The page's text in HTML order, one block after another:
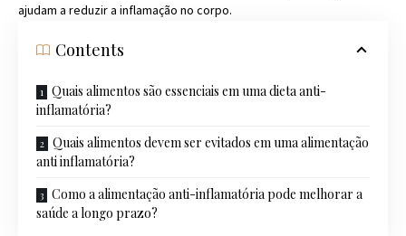
ajudam a reduzir a inflamação no corpo.
Contents
Quais alimentos são essenciais em uma dieta anti-
inflamatória?
Quais alimentos devem ser evitados em uma alimentação
anti inflamatória?
Como a alimentação anti-inflamatória pode melhorar a
saúde a longo prazo?